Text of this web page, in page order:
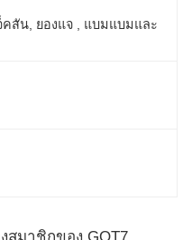
คสัน, ยองแจ , แบมแบมและ